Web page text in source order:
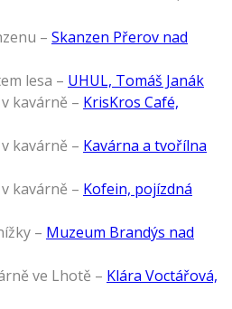
– Skanzen Přerov nad
lesa – UHUL, Tomáš Janák
kavárně – KrisKros Café,
kavárně – Kavárna a tvořílna
kavárně – Kofein, pojízdná
– Muzeum Brandýs nad
ve Lhotě – Klára Voctářová,